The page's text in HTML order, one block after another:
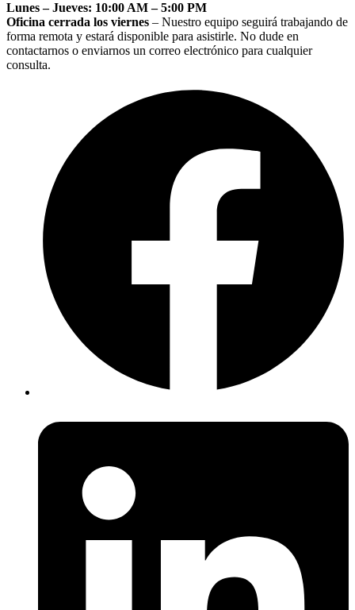
Lunes – Jueves: 10:00 AM – 5:00 PM
Oficina cerrada los viernes – Nuestro equipo seguirá trabajando de
forma remota y estará disponible para asistirle. No dude en
contactarnos o enviarnos un correo electrónico para cualquier
consulta.